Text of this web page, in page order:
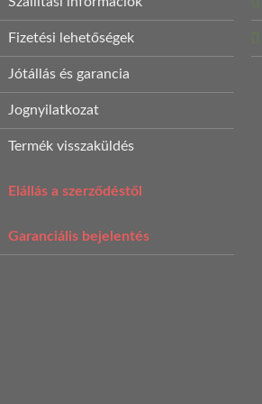
Fizetési lehetőségek
Jótállás és garancia
Jognyilatkozat
Termék visszaküldés
Elállás a szerződéstől
Garanciális bejelentés